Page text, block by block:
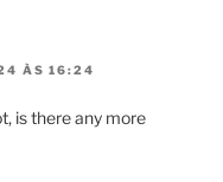
ÀS 16:24
is there any more